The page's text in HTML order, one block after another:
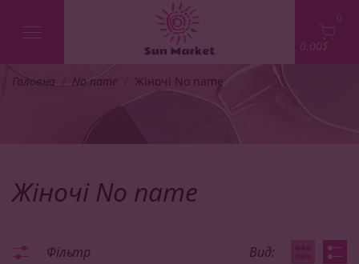
0
0.00$
Головна No name Жіночі No name
Жіночі No name
Фільтр Вид: